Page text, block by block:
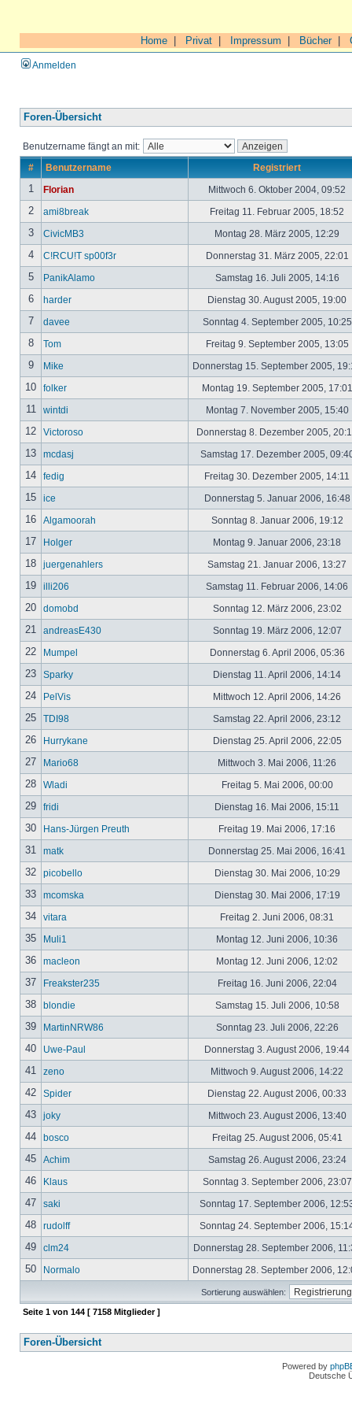
Home Privat Impressum Bücher|
Anmelden
Foren-Übersicht
Benutzername fängt an mit:
# Benutzername Registriert
1 Florian Mittwoch 6. Oktober 2004, 09:52
2 ami8break Freitag 11. Februar 2005, 18:52
3 CivicMB3 Montag 28. März 2005, 12:29
4 C!RCU!T sp00f3r Donnerstag 31. März 2005, 22:01
5 PanikAlamo Samstag 16. Juli 2005, 14:16
6 harder Dienstag 30. August 2005, 19:00
7 davee Sonntag 4. September 2005,
8 Tom Freitag 9. September 2005, 13:05
9 Mike Donnerstag 15. September 2005,
10 folker Montag 19. September 2005,
11 wintdi Montag 7. November 2005, 15:40
12 Victoroso Donnerstag 8. Dezember 2005,
13 mcdasj Samstag 17. Dezember 2005,
14 fedig Freitag 30. Dezember 2005, 14:11
15 ice Donnerstag 5. Januar 2006, 16:48
16 Algamoorah Sonntag 8. Januar 2006, 19:12
17 Holger Montag 9. Januar 2006, 23:18
18 juergenahlers Samstag 21. Januar 2006, 13:27
19 illi206 Samstag 11. Februar 2006, 14:06
20 domobd Sonntag 12. März 2006, 23:02
21 andreasE430 Sonntag 19. März 2006, 12:07
22 Mumpel Donnerstag 6. April 2006, 05:36
23 Sparky Dienstag 11. April 2006, 14:14
24 PelVis Mittwoch 12. April 2006, 14:26
25 TDI98 Samstag 22. April 2006, 23:12
26 Hurrykane Dienstag 25. April 2006, 22:05
27 Mario68 Mittwoch 3. Mai 2006, 11:26
28 Wladi Freitag 5. Mai 2006, 00:00
29 fridi Dienstag 16. Mai 2006, 15:11
30 Hans-Jürgen Preuth Freitag 19. Mai 2006, 17:16
31 matk Donnerstag 25. Mai 2006, 16:41
32 picobello Dienstag 30. Mai 2006, 10:29
33 mcomska Dienstag 30. Mai 2006, 17:19
34 vitara Freitag 2. Juni 2006, 08:31
35 Muli1 Montag 12. Juni 2006, 10:36
36 macleon Montag 12. Juni 2006, 12:02
37 Freakster235 Freitag 16. Juni 2006, 22:04
38 blondie Samstag 15. Juli 2006, 10:58
39 MartinNRW86 Sonntag 23. Juli 2006, 22:26
40 Uwe-Paul Donnerstag 3. August 2006, 19:44
41 zeno Mittwoch 9. August 2006, 14:22
42 Spider Dienstag 22. August 2006, 00:33
43 joky Mittwoch 23. August 2006, 13:40
44 bosco Freitag 25. August 2006, 05:41
45 Achim Samstag 26. August 2006, 23:24
46 Klaus Sonntag 3. September 2006,
47 saki Sonntag 17. September 2006,
48 rudolff Sonntag 24. September 2006,
49 clm24 Donnerstag 28. September 2006,
50 Normalo Donnerstag 28. September 2006,
Sortierung auswählen:
Seite 1 von 144 [ 7158 Mitglieder ]
Foren-Übersicht
Powered by
Deutsche